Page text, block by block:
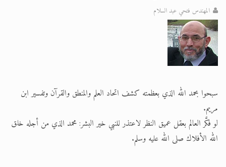
الحجّ.. دلالات، حِكم، وأهداف >> المزيد
المهندس فتحي عبد السلام
سبحوا بحمد الله الذي بعظمته كشف اتحاد العلم والمنطق والقرآن وتفسير ابن
مريم.
لو فكَّر العالم بعقل عميق النظر لاعتذر للنبي خير البشر: محمد الذي من أجله خلق
الله الأفلاك صلى الله عليه وسلم.